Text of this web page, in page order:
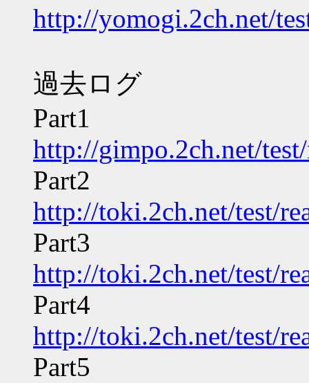
http://yomogi.2ch.net/
過去ログ
Part1
http://gimpo.2ch.net/
Part2
http://toki.2ch.net/test/
Part3
http://toki.2ch.net/test/
Part4
http://toki.2ch.net/test/
Part5